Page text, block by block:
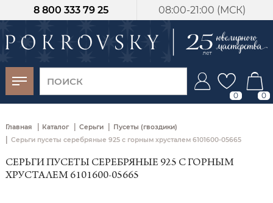
08:00-21:00 (МСК)
8 800 333 79 25
0 0
Главная | Каталог | Серьги | Пусеты (гвоздики)
| Серьги пусеты серебряные 925 с горным хрусталем 6101600-05665
СЕРЬГИ ПУСЕТЫ СЕРЕБРЯНЫЕ 925 С ГОРНЫМ
ХРУСТАЛЕМ 6101600-05665
-30%
от 15 дней с
момента оплаты